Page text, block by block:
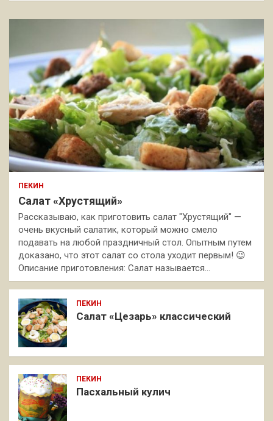
ПЕКИН
Салат «Хрустящий»
Рассказываю, как приготовить салат "Хрустящий" —
очень вкусный салатик, который можно смело
подавать на любой праздничный стол. Опытным путем
доказано, что этот салат со стола уходит первым! 😉
Описание приготовления: Салат называется…
ПЕКИН
Салат «Цезарь» классический
ПЕКИН
Пасхальный кулич